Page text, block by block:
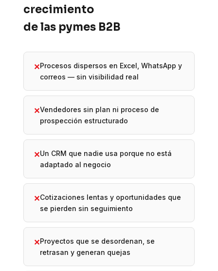
crecimiento
de las pymes B2B
✕Procesos dispersos en Excel, WhatsApp y
correos — sin visibilidad real
✕Vendedores sin plan ni proceso de
prospección estructurado
✕Un CRM que nadie usa porque no está
adaptado al negocio
✕Cotizaciones lentas y oportunidades que
se pierden sin seguimiento
✕Proyectos que se desordenan, se
retrasan y generan quejas